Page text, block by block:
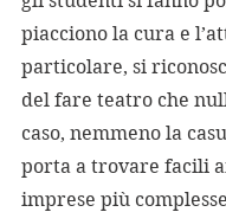
piacciono la cura e
particolare, si
del fare teatro che
caso, nemmeno la
porta a trovare facili
imprese più